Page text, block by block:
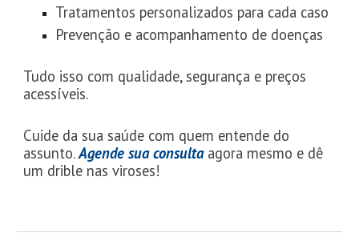
Tratamentos personalizados para cada caso
Prevenção e acompanhamento de doenças
Tudo isso com qualidade, segurança e preços
acessíveis.
Cuide da sua saúde com quem entende do
assunto.Agende sua consultaagora mesmo e dê
um drible nas viroses!